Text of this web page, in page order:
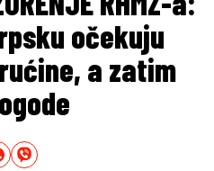
očekuju
a zatim